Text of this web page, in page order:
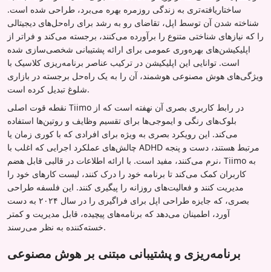
ساختاریافته‌تری به زندگی روزمره بهره می‌برد، طراحی شده است.
شناخته شدن آن توسط اپل، تقاضای رو به رشد برای راه‌حل‌های دیجیتالی
را که نیازهای شناختی متنوع را برآورده می‌کنند، برجسته می‌کند و فراتر از
اپلیکیشن‌های بهره‌وری عمومی برای ارائه پشتیبانی شخصی‌سازی شده
است. توانایی این اپلیکیشن در ترکیب عناصر برنامه‌ریزی کلاسیک با
ویژگی‌های هوش مصنوعی هوشمند، آن را به یک راه‌حل برجسته در بازاری
شلوغ تبدیل کرده است.
نقطه قوت اصلی Tiimo در رابط کاربری بصری آن نهفته است که از
بلوک‌های رنگی و ایموجی‌ها برای تقسیم وظایف و روتین‌ها استفاده
می‌کند. این رویکرد بصری به ویژه برای افرادی که با کوری زمان یا
چالش‌های عملکرد اجرایی که اغلب با ADHD مرتبط هستند، دست و پنجه
نرم می‌کنند، مفید است. با ارائه اطلاعات در قالبی قابل هضم، Tiimo به
کاربران کمک می‌کند تا برنامه خود را درک کنند، لیست کارهای خود را
مدیریت کنند و فعالیت‌های روزانه را پیگیری کنند. این فلسفه طراحی
بصری، که جایزه طراحی اپل برای فراگیری را در سال ۲۰۲۴ به دست
آورد، اطمینان می‌دهد که برنامه‌های پیچیده، قابل مدیریت و کمتر
خسته‌کننده به نظر می‌رسند.
برنامه‌ریزی و پشتیبانی مبتنی بر هوش مصنوعی